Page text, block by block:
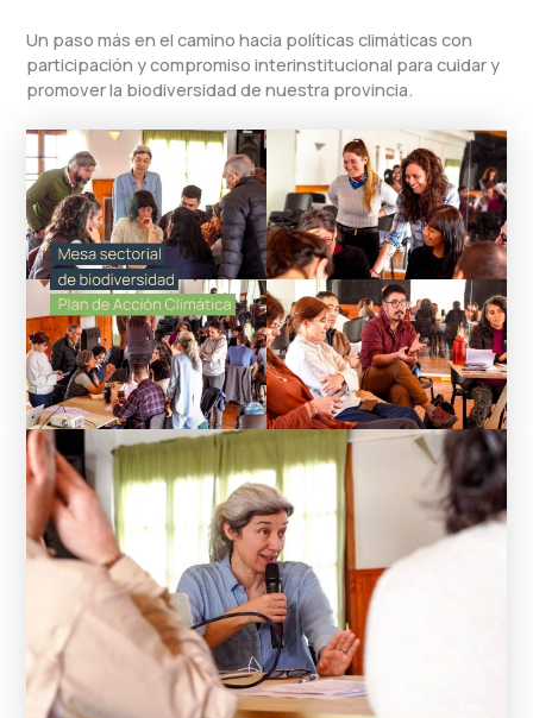
Un paso más en el camino hacia políticas climáticas con
participación y compromiso interinstitucional para cuidar y
promover la biodiversidad de nuestra provincia.